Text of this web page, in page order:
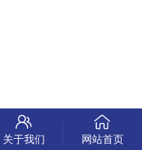
关于我们 网站首页